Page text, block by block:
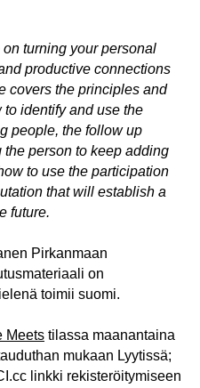
turning your personal
productive connections
covers the principles and
identify and use the
people, the follow up
person to keep adding
to use the participation
that will establish a
future.
Pirkanmaan
on
toimii suomi.
Meets tilassa maanantaina
mukaan Lyytissä;
linkki rekisteröitymiseen